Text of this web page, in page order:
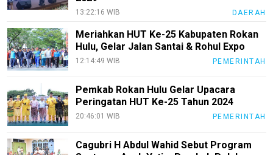
13:22:16 WIB DAERAH
Meriahkan HUT Ke-25 Kabupaten Rokan
Hulu, Gelar Jalan Santai & Rohul Expo
12:14:49 WIB PEMERINTAH
Pemkab Rokan Hulu Gelar Upacara
Peringatan HUT Ke-25 Tahun 2024
20:46:01 WIB PEMERINTAH
Cagubri H Abdul Wahid Sebut Program
Siber
Redaksi
Index
All